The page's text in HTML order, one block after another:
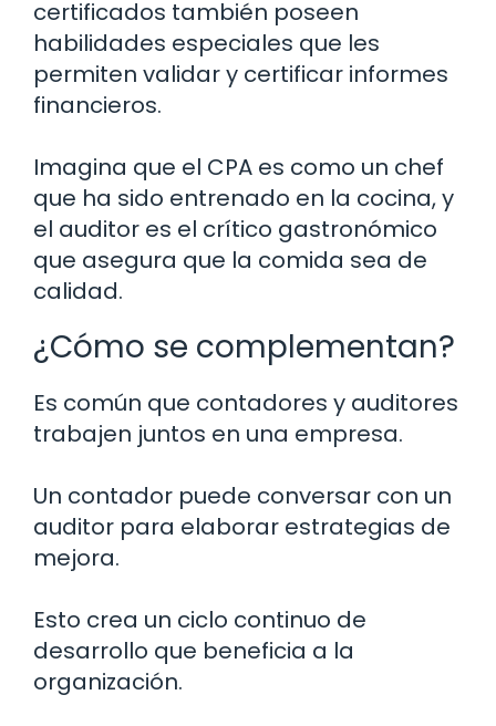
certificados también poseen
habilidades especiales que les
permiten validar y certificar informes
financieros.
Imagina que el CPA es como un chef
que ha sido entrenado en la cocina, y
el auditor es el crítico gastronómico
que asegura que la comida sea de
calidad.
¿Cómo se complementan?
Es común que contadores y auditores
trabajen juntos en una empresa.
Un contador puede conversar con un
auditor para elaborar estrategias de
mejora.
Esto crea un ciclo continuo de
desarrollo que beneficia a la
organización.